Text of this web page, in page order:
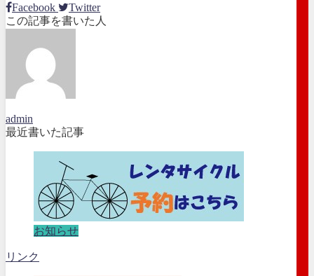
Facebook
Twitter
この記事を書いた人
admin
最近書いた記事
お知らせ
リンク